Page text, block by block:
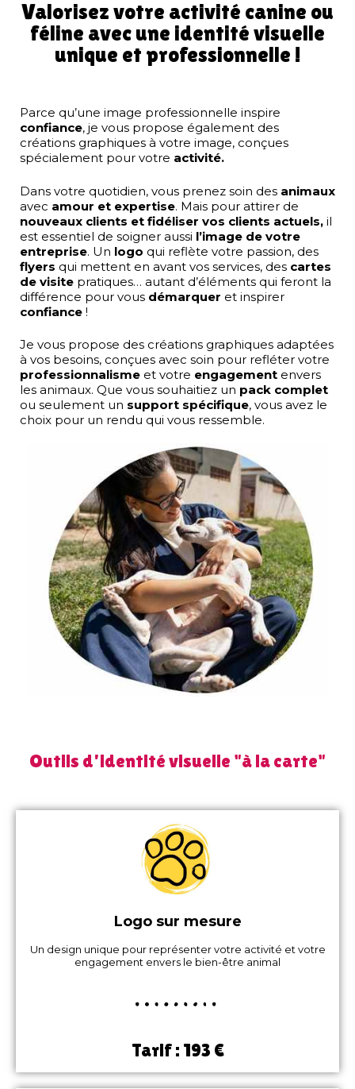
Valorisez votre activité canine ou
féline avec une identité visuelle
unique et professionnelle !
Parce qu’une image professionnelle inspire
confiance, je vous propose également des
créations graphiques à votre image, conçues
spécialement pour votre activité.
Dans votre quotidien, vous prenez soin des animaux
avec amour et expertise. Mais pour attirer de
nouveaux clients et fidéliser vos clients actuels, il
est essentiel de soigner aussi l’image de votre
entreprise. Un logo qui reflète votre passion, des
flyers qui mettent en avant vos services, des cartes
de visite pratiques… autant d’éléments qui feront la
différence pour vous démarquer et inspirer
confiance !
Je vous propose des créations graphiques adaptées
à vos besoins, conçues avec soin pour refléter votre
professionnalisme et votre engagement envers
les animaux. Que vous souhaitiez un pack complet
ou seulement un support spécifique, vous avez le
choix pour un rendu qui vous ressemble.
Outils d'identité visuelle "à la carte"
Logo sur mesure
Un design unique pour représenter votre activité et votre
engagement envers le bien-être animal
Tarif : 193 €